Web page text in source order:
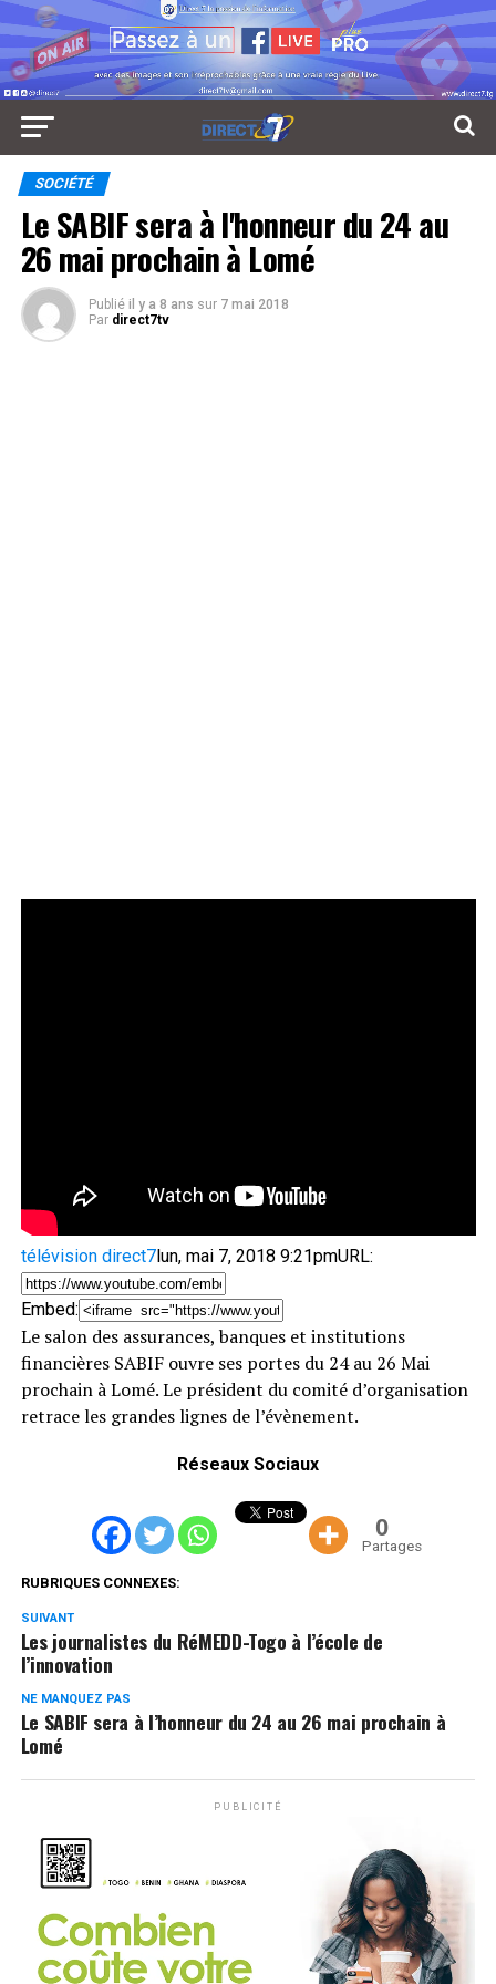
SOCIÉTÉ
Le SABIF sera à l'honneur du 24 au
26 mai prochain à Lomé
Publié il y a 8 ans sur 7 mai 2018
Par direct7tv
télévision direct7lun, mai 7, 2018 9:21pmURL:
Embed:
Le salon des assurances, banques et institutions
financières SABIF ouvre ses portes du 24 au 26 Mai
prochain à Lomé.Le président du comité d’organisation
retrace les grandes lignes de l’évènement.
Réseaux Sociaux
0
Partages
RUBRIQUES CONNEXES:
SUIVANT
Les journalistes du RéMEDD-Togo à l’école de
l’innovation
NE MANQUEZ PAS
Le SABIF sera à l’honneur du 24 au 26 mai prochain à
Lomé
PUBLICITÉ